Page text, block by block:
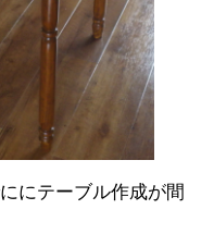
にテーブル作成が間